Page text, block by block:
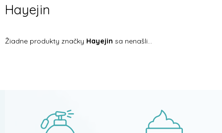
Hayejin
Žiadne produkty značky Hayejin sa nenašli...